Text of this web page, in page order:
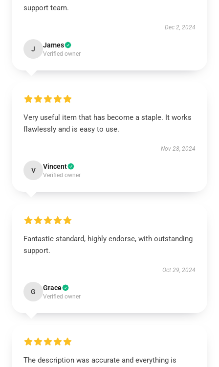
support team.
Dec 2, 2024
J James
Verified owner
Very useful item that has become a staple. It works
flawlessly and is easy to use.
Nov 28, 2024
V Vincent
Verified owner
Fantastic standard, highly endorse, with outstanding
support.
Oct 29, 2024
G Grace
Verified owner
The description was accurate and everything is